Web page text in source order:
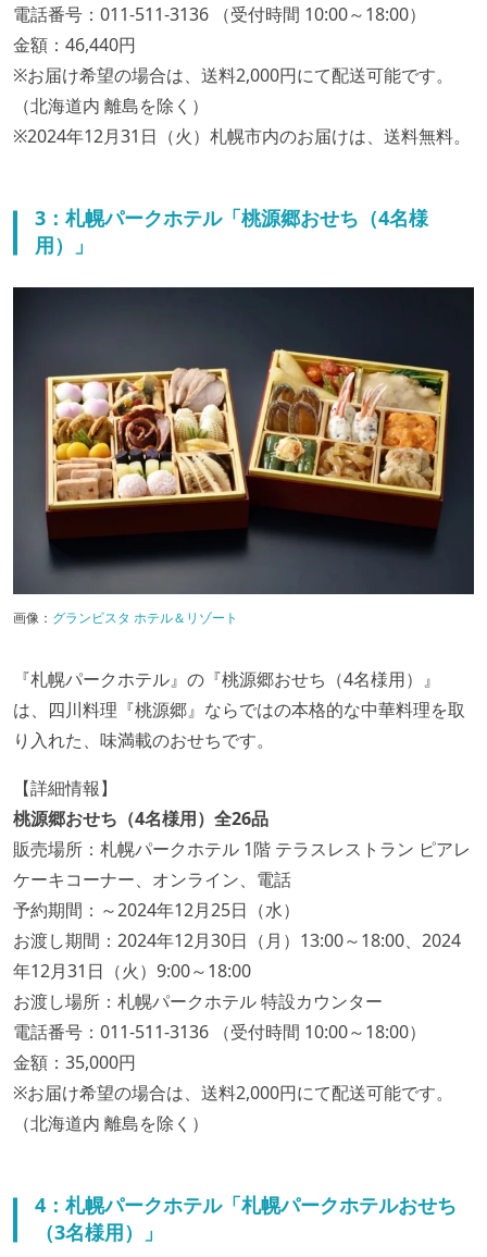
電話番号：011-511-3136 （受付時間 10:00～18:00）
金額：46,440円
※お届け希望の場合は、送料2,000円にて配送可能です。
（北海道内 離島を除く）
※2024年12月31日（火）札幌市内のお届けは、送料無料。
3：札幌パークホテル「桃源郷おせち（4名様
用）」
画像： グランビスタ ホテル＆リゾート
『札幌パークホテル』の『桃源郷おせち（4名様用）』
は、四川料理『桃源郷』ならではの本格的な中華料理を取
り入れた、味満載のおせちです。
【詳細情報】
桃源郷おせち（4名様用）全26品
販売場所：札幌パークホテル 1階 テラスレストラン ピアレ
ケーキコーナー、オンライン、電話
予約期間：～2024年12月25日（水）
お渡し期間：2024年12月30日（月）13:00～18:00、2024
年12月31日（火）9:00～18:00
お渡し場所：札幌パークホテル 特設カウンター
電話番号：011-511-3136 （受付時間 10:00～18:00）
金額：35,000円
※お届け希望の場合は、送料2,000円にて配送可能です。
（北海道内 離島を除く）
4：札幌パークホテル「札幌パークホテルおせち
（3名様用）」